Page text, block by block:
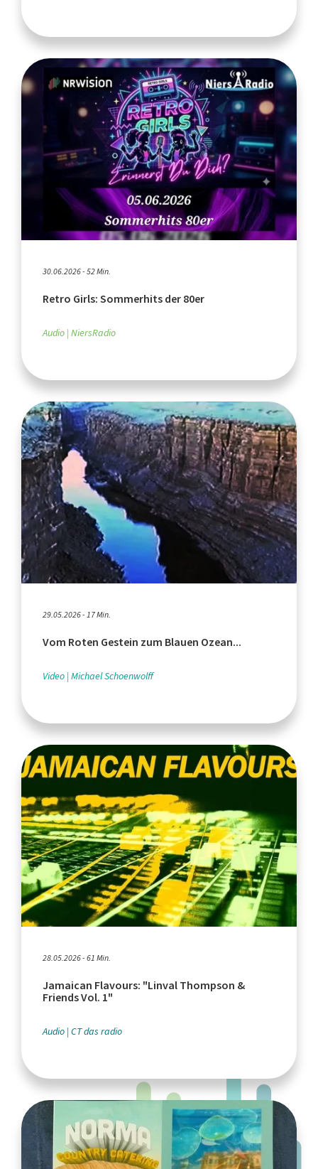
30.06.2026 - 52 Min.
Retro Girls: Sommerhits der 80er
Audio NiersRadio
29.05.2026 - 17 Min.
Vom Roten Gestein zum Blauen Ozean...
Video Michael Schoenwolff
28.05.2026 - 61 Min.
Jamaican Flavours: "Linval Thompson &
Friends Vol. 1"
Audio CT das radio